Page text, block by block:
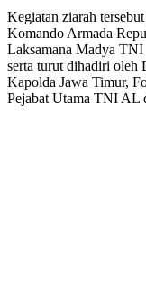
Kegiatan ziarah
Komando Armada
Laksamana Madya
serta turut dihadiri oleh
Kapolda Jawa Timur,
Pejabat Utama TNI AL